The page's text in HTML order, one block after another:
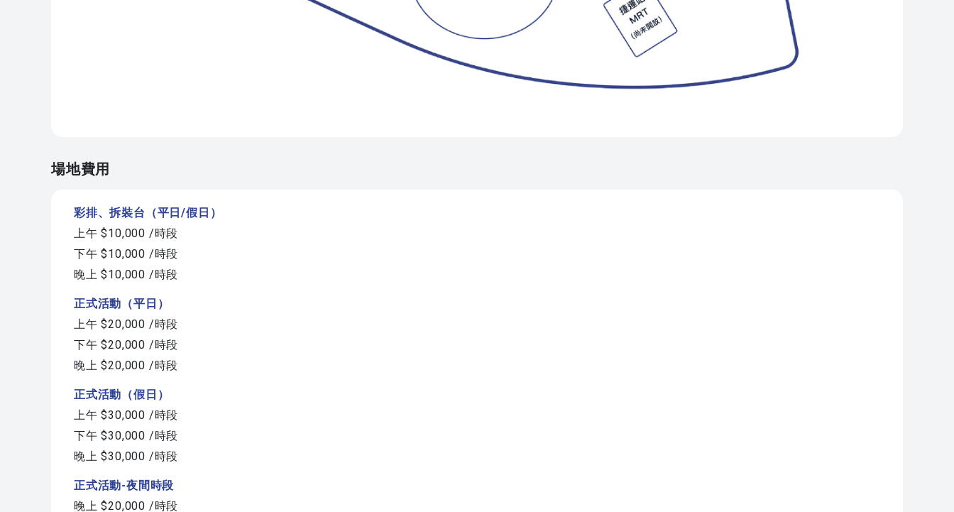
場地費用
彩排、拆裝台（平日/假日）
上午 $10,000 /時段
下午 $10,000 /時段
晚上 $10,000 /時段
正式活動（平日）
上午 $20,000 /時段
下午 $20,000 /時段
晚上 $20,000 /時段
正式活動（假日）
上午 $30,000 /時段
下午 $30,000 /時段
晚上 $30,000 /時段
正式活動-夜間時段
晚上 $20,000 /時段